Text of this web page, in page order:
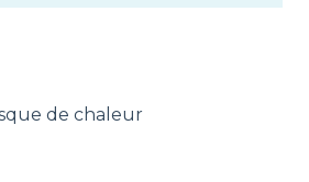
de chaleur